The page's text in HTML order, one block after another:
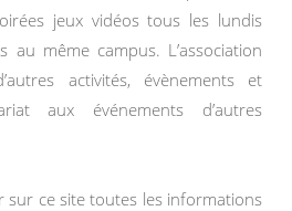
jeux vidéos tous les lundis
au même campus. L’association
activités, évènements et
aux événements d’autres
ce site toutes les informations